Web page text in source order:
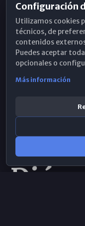
Horarios de Misa
Hemeroteca
WhatsApp
Configuración
Utilizamos cookies
técnicos, de
contenidos
Puedes aceptar
opcionales o
Más información